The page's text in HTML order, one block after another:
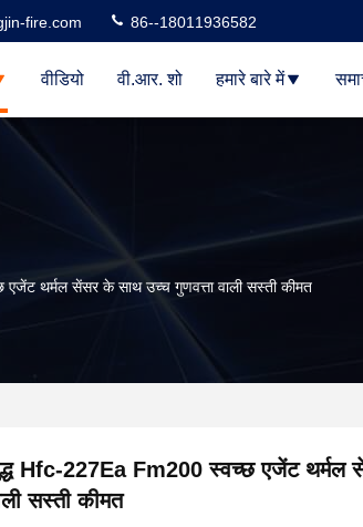
fire.com 86--18011936582
वीडियो वी.आर. शो हमारे बारे में
थर्मल सेंसर के साथ उच्च गुणवत्ता वाली सस्ती कीमत
Hfc-227Ea Fm200 स्वच्छ एजेंट थर्मल
सस्ती कीमत